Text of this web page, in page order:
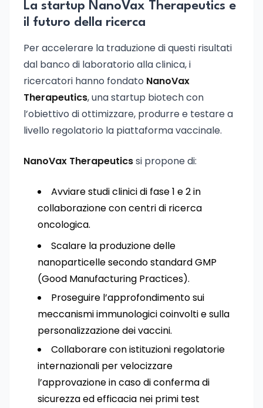
La startup NanoVax Therapeutics e
il futuro della ricerca
Per accelerare la traduzione di questi risultati
dal banco di laboratorio alla clinica, i
ricercatori hanno fondato NanoVax
Therapeutics, una startup biotech con
l’obiettivo di ottimizzare, produrre e testare a
livello regolatorio la piattaforma vaccinale.
NanoVax Therapeuticssi propone di:
Avviare studi clinici di fase 1 e 2 in
collaborazione con centri di ricerca
oncologica.
Scalare la produzione delle
nanoparticelle secondo standard GMP
(Good Manufacturing Practices).
Proseguire l’approfondimento sui
meccanismi immunologici coinvolti e sulla
personalizzazione dei vaccini.
Collaborare con istituzioni regolatorie
internazionali per velocizzare
l’approvazione in caso di conferma di
sicurezza ed efficacia nei primi test